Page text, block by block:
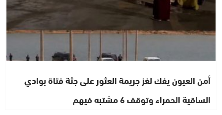
أمن العيون يفك لغز جريمة العثور على جثة فتاة بوادي
الساقية الحمراء وتوقف 6 مشتبه فيهم